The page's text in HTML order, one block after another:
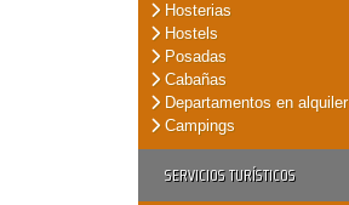
Hosterias
Hostels
Posadas
Cabañas
Departamentos en alquiler
Campings
SERVICIOS TURÍSTICOS